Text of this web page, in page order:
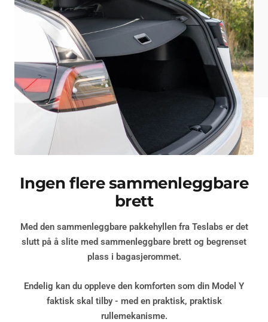
Ingen flere sammenleggbare
brett
Med den sammenleggbare pakkehyllen fra Teslabs er det
slutt på å slite med sammenleggbare brett og begrenset
plass i bagasjerommet.
Endelig kan du oppleve den komforten som din Model Y
faktisk skal tilby - med en praktisk, praktisk
rullemekanisme.